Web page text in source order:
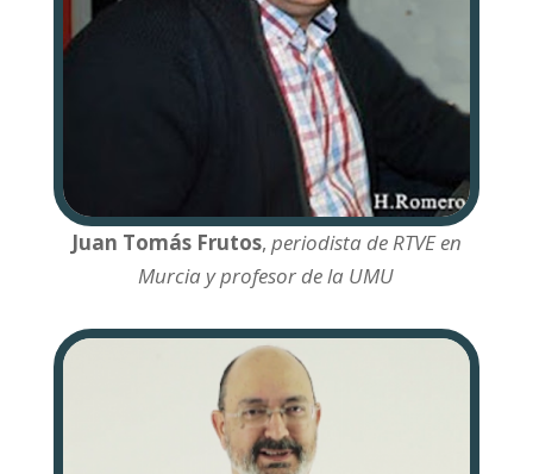
Juan Tomás Frutos, periodista de RTVE en
Murcia y profesor de la UMU